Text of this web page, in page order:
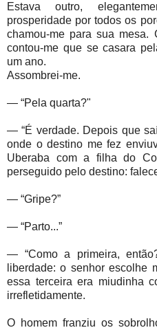
Estava outro,
prosperidade por todos os
chamou-me para sua mesa.
contou-me que se casara
um ano.
Assombrei-me.
— “Pela quarta?"
— “É verdade. Depois que
onde o destino me fez
Uberaba com a filha do
perseguido pelo destino:
— “Gripe?”
— “Parto...”
— “Como a primeira,
liberdade: o senhor escolhe
essa terceira era miudinha
irrefletidamente.
O homem franziu os